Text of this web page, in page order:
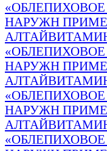
НАРУЖН
НАРУЖН
НАРУЖН